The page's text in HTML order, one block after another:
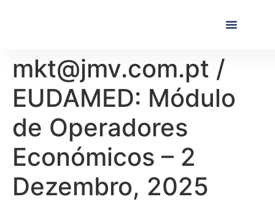
mkt@jmv.com.pt /
EUDAMED: Módulo
de Operadores
Económicos – 2
Dezembro, 2025